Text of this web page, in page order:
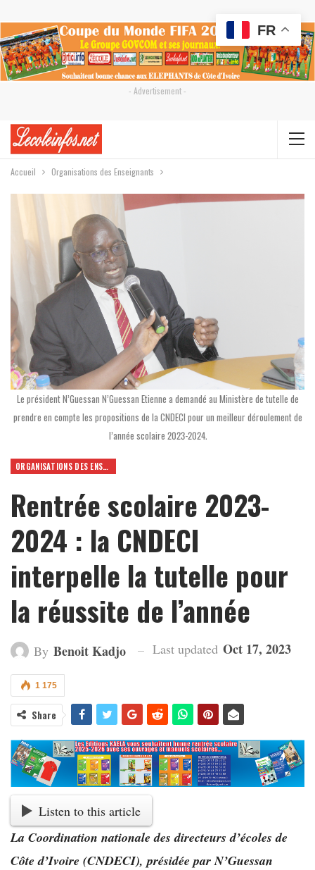
- Advertisement -
Accueil Organisations des Enseignants
Le président N’Guessan N’Guessan Etienne a demandé au Ministère de tutelle de
prendre en compte les propositions de la CNDECI pour un meilleur déroulement de
l’année scolaire 2023-2024.
ORGANISATIONS DES ENSEIGNANTS
Rentrée scolaire 2023-
2024 : la CNDECI
interpelle la tutelle pour
la réussite de l’année
By Benoit Kadjo Last updated Oct 17, 2023
1 175
Share
Listen to this article
La Coordination nationale des directeurs d’écoles de
Côte d’Ivoire (CNDECI), présidée par N’Guessan
FR